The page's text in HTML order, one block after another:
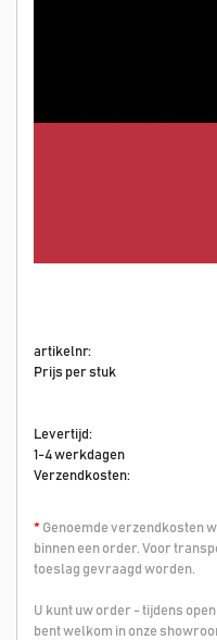
artikelnr:
Prijs per stuk
Levertijd:
1-4 werkdagen
Verzendkosten:
* Genoemde verzendkosten
binnen een order. Voor
toeslag gevraagd worden.
U kunt uw order - tijdens
bent welkom in onze